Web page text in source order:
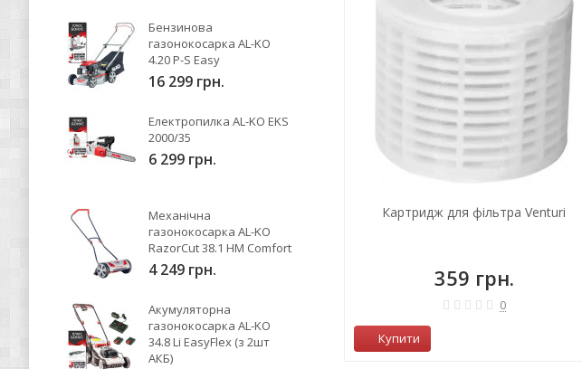
Всмоктуючий шланг AL-KO на 1″, 7м
2 199 грн.
0
Немає в наявності
Картридж для фільтра Venturi
359 грн.
0
Купити
Бензинова
газонокосарка AL-KO
4.20 P-S Easy
16 299 грн.
Електропилка AL-KO EKS
2000/35
6 299 грн.
Механічна
газонокосарка AL-KO
RazorCut 38.1 HM Comfort
4 249 грн.
Акумуляторна
газонокосарка AL-KO
34.8 Li EasyFlex (з 2шт
АКБ)